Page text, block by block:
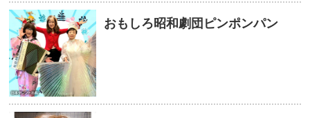
おもしろ昭和劇団ピンポンパン